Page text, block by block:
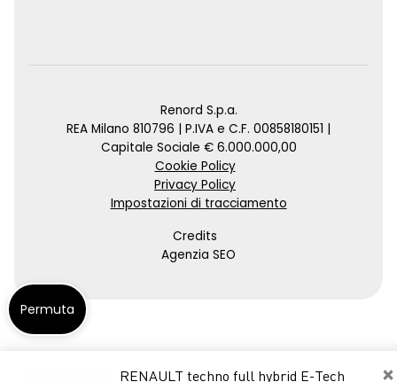
×
RENAULT techno full hybrid E-Tech
Renord S.p.a.
REA Milano 810796 | P.IVA e C.F. 00858180151 |
Capitale Sociale € 6.000.000,00
Cookie Policy
Privacy Policy
Impostazioni di tracciamento
Credits
Agenzia SEO
Permuta